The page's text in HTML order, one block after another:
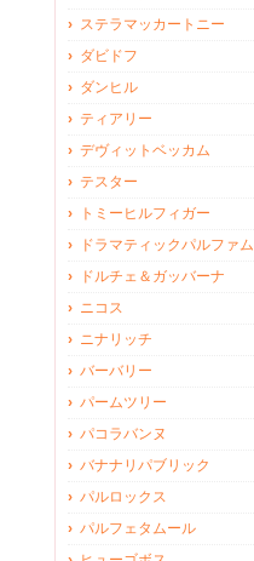
ステラマッカートニー
ダビドフ
ダンヒル
ティアリー
デヴィットベッカム
テスター
トミーヒルフィガー
ドラマティックパルファム
ドルチェ＆ガッバーナ
ニコス
ニナリッチ
バーバリー
パームツリー
パコラバンヌ
バナナリパブリック
パルロックス
パルフェタムール